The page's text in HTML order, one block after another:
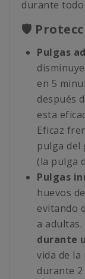
durante todo
🛡️
Pulgas
en 5
después
esta
Eficaz
pulga del
(la pulga
Pulgas
huevos
evitando
a
durante
vida de
durante